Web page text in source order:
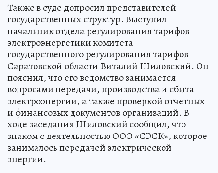
Также в суде допросил представителей
государственных структур. Выступил
начальник отдела регулирования тарифов
электроэнергетики комитета
государственного регулирования тарифов
Саратовской области Виталий Шиловский. Он
пояснил, что его ведомство занимается
вопросами передачи, производства и сбыта
электроэнергии, а также проверкой отчетных
и финансовых документов организаций. В
ходе заседания Шиловский сообщил, что
знаком с деятельностью ООО «СЭСК», которое
занималось передачей электрической
энергии.